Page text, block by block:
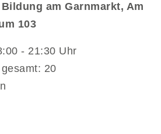
am Garnmarkt, Am
103
- 21:30 Uhr
20